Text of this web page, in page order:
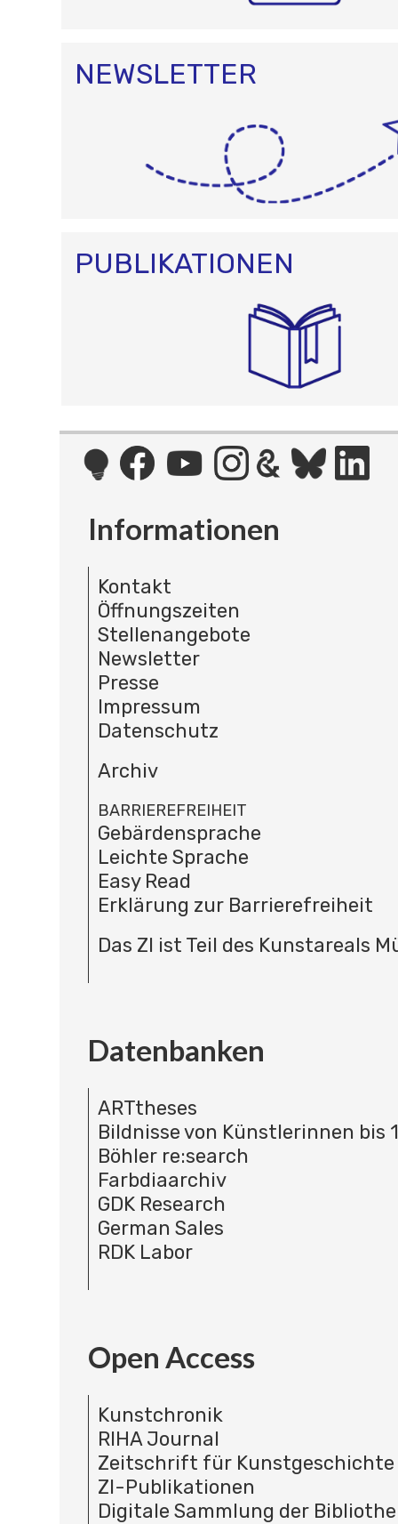
NEWSLETTER
PUBLIKATIONEN
Informationen
Kontakt
Öffnungszeiten
Stellenangebote
Newsletter
Presse
Impressum
Datenschutz
Archiv
BARRIEREFREIHEIT
Gebärdensprache
Leichte Sprache
Easy Read
Erklärung zur Barrierefreiheit
Das ZI ist Teil des Kunstareals
Datenbanken
ARTtheses
Bildnisse von Künstlerinnen bis
Böhler re:search
Farbdiaarchiv
GDK Research
German Sales
RDK Labor
Open Access
Kunstchronik
RIHA Journal
Zeitschrift für Kunstgeschichte
ZI-Publikationen
Digitale Sammlung der